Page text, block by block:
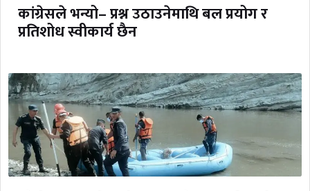
कांग्रेसले भन्यो– प्रश्न उठाउनेमाथि बल प्रयोग र
प्रतिशोध स्वीकार्य छैन